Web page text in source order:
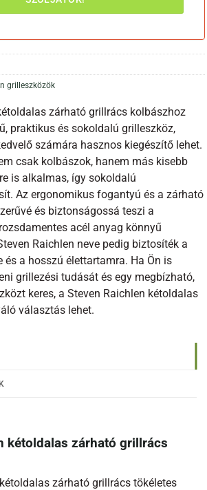
grilleszközök
zárható grillrács kolbászhoz
praktikus és sokoldalú grilleszköz,
számára hasznos kiegészítő lehet.
csak kolbászok, hanem más kisebb
is alkalmas, így sokoldalú
Az ergonomikus fogantyú és a zárható
és biztonságossá teszi a
acél anyag könnyű
Raichlen neve pedig biztosíték a
és a hosszú élettartamra. Ha Ön is
grillezési tudását és egy megbízható,
keres, a Steven Raichlen kétoldalas
választás lehet.
kétoldalas zárható grillrács
zárható grillrács tökéletes